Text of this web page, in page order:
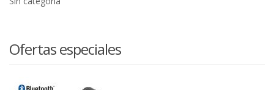
Ofertas especiales